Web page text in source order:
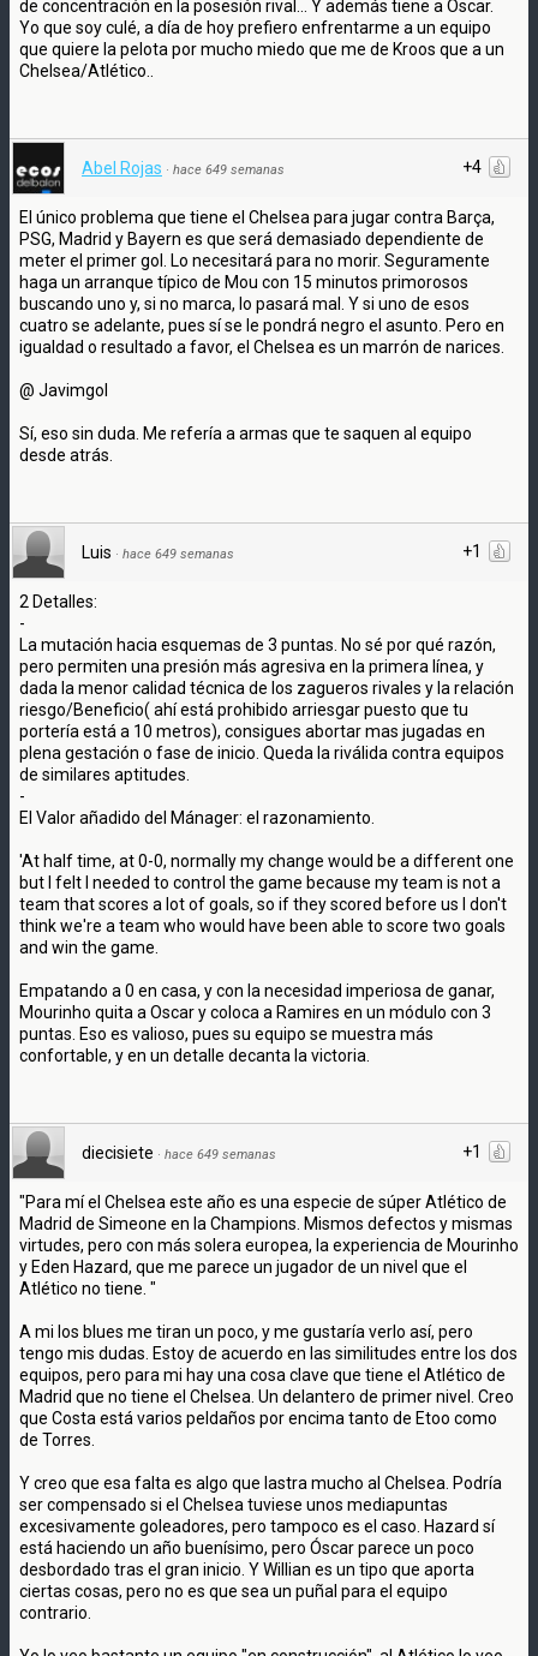
de concentración en la posesión rival... Y además tiene a Oscar.
Yo que soy culé, a día de hoy prefiero enfrentarme a un equipo
que quiere la pelota por mucho miedo que me de Kroos que a un
Chelsea/Atlético..
+4
Abel Rojas · hace 649 semanas
El único problema que tiene el Chelsea para jugar contra Barça,
PSG, Madrid y Bayern es que será demasiado dependiente de
meter el primer gol. Lo necesitará para no morir. Seguramente
haga un arranque típico de Mou con 15 minutos primorosos
buscando uno y, si no marca, lo pasará mal. Y si uno de esos
cuatro se adelante, pues sí se le pondrá negro el asunto. Pero en
igualdad o resultado a favor, el Chelsea es un marrón de narices.
@ Javimgol
Sí, eso sin duda. Me refería a armas que te saquen al equipo
desde atrás.
+1
Luis · hace 649 semanas
2 Detalles:
-
La mutación hacia esquemas de 3 puntas. No sé por qué razón,
pero permiten una presión más agresiva en la primera línea, y
dada la menor calidad técnica de los zagueros rivales y la relación
riesgo/Beneficio( ahí está prohibido arriesgar puesto que tu
portería está a 10 metros), consigues abortar mas jugadas en
plena gestación o fase de inicio. Queda la riválida contra equipos
de similares aptitudes.
-
El Valor añadido del Mánager: el razonamiento.
'At half time, at 0-0, normally my change would be a different one
but I felt I needed to control the game because my team is not a
team that scores a lot of goals, so if they scored before us I don't
think we're a team who would have been able to score two goals
and win the game.
Empatando a 0 en casa, y con la necesidad imperiosa de ganar,
Mourinho quita a Oscar y coloca a Ramires en un módulo con 3
puntas. Eso es valioso, pues su equipo se muestra más
confortable, y en un detalle decanta la victoria.
+1
diecisiete · hace 649 semanas
"Para mí el Chelsea este año es una especie de súper Atlético de
Madrid de Simeone en la Champions. Mismos defectos y mismas
virtudes, pero con más solera europea, la experiencia de Mourinho
y Eden Hazard, que me parece un jugador de un nivel que el
Atlético no tiene. "
A mi los blues me tiran un poco, y me gustaría verlo así, pero
tengo mis dudas. Estoy de acuerdo en las similitudes entre los dos
equipos, pero para mi hay una cosa clave que tiene el Atlético de
Madrid que no tiene el Chelsea. Un delantero de primer nivel. Creo
que Costa está varios peldaños por encima tanto de Etoo como
de Torres.
Y creo que esa falta es algo que lastra mucho al Chelsea. Podría
ser compensado si el Chelsea tuviese unos mediapuntas
excesivamente goleadores, pero tampoco es el caso. Hazard sí
está haciendo un año buenísimo, pero Óscar parece un poco
desbordado tras el gran inicio. Y Willian es un tipo que aporta
ciertas cosas, pero no es que sea un puñal para el equipo
contrario.